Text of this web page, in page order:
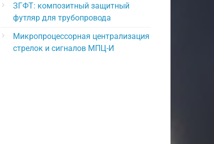
ЗГФТ: композитный защитный
футляр для трубопровода
Микропроцессорная централизация
стрелок и сигналов МПЦ-И